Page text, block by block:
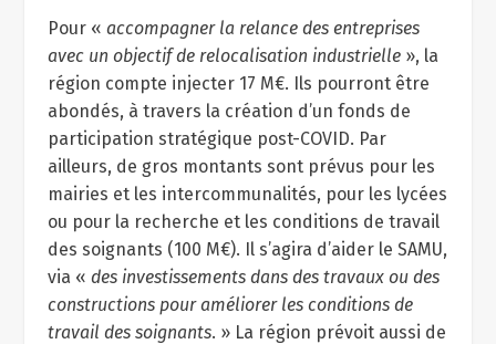
Pour « accompagner la relance des entreprises
avec un objectif de relocalisation industrielle», la
région compte injecter 17 M€. Ils pourront être
abondés, à travers la création d’un fonds de
participation stratégique post-COVID. Par
ailleurs, de gros montants sont prévus pour les
mairies et les intercommunalités, pour les lycées
ou pour la recherche et les conditions de travail
des soignants (100 M€). Il s’agira d’aider le SAMU,
via « des investissements dans des travaux ou des
constructions pour améliorer les conditions de
travail des soignants. » La région prévoit aussi de